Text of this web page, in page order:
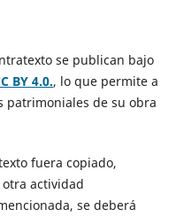
se publican bajo
BY 4.0., lo que permite a
patrimoniales de su obra
fuera copiado,
actividad
se deberá